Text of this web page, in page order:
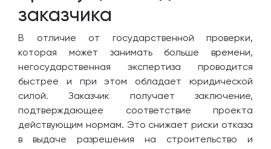
заказчика
В отличие от государственной проверки,
которая может занимать больше времени,
негосударственная экспертиза проводится
быстрее и при этом обладает юридической
силой. Заказчик получает заключение,
подтверждающее соответствие проекта
действующим нормам. Это снижает риски отказа
в выдаче разрешения на строительство и